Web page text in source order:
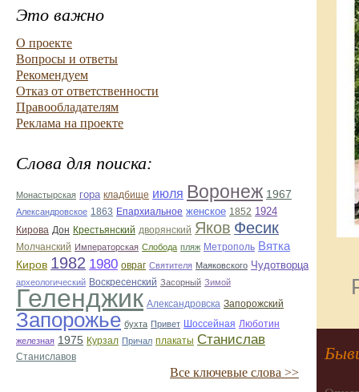
Это важно
О проекте
Вопросы и ответы
Рекомендуем
Отказ от ответственности
Правообладателям
Реклама на проекте
Слова для поиска:
Монастырская гора кладбище июля Воронеж 1967
Александровское 1863 Епархиальное женское 1852 1924
Кирова Дон Крестьянский дворянский Яков Фесик
Молчанский Императорская Слобода пляж Метрополь Вятка
Киров 1982 1980 овраг Святителя Маяковского Чудотворца
археологический Воскресенский Засорный Зимой
Геленджик Александровска Запорожский
Запорожье бухта Привет Шоссейная Люботин
железная 1975 Курзал Причал плакаты Станислав
Станиславов
Все ключевые слова >>